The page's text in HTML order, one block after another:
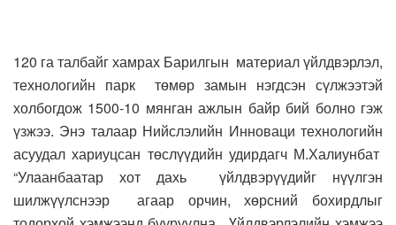
120 га талбайг хамрах Барилгын материал үйлдвэрлэл,
технологийн парк төмөр замын нэгдсэн сүлжээтэй
холбогдож 1500-10 мянган ажлын байр бий болно гэж
үзжээ. Энэ талаар Нийслэлийн Инноваци технологийн
асуудал хариуцсан төслүүдийн удирдагч М.Халиунбат
“Улаанбаатар хот дахь үйлдвэрүүдийг нүүлгэн
шилжүүлснээр агаар орчин, хөрсний бохирдлыг